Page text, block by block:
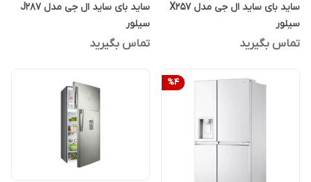
ساید بای ساید ال جی مدل X257
سیلور
تماس بگیرید
ساید بای ساید ال جی مدل J287
سیلور
تماس بگیرید
%4